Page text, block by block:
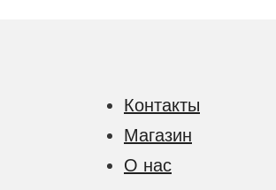
Контакты
Магазин
О нас